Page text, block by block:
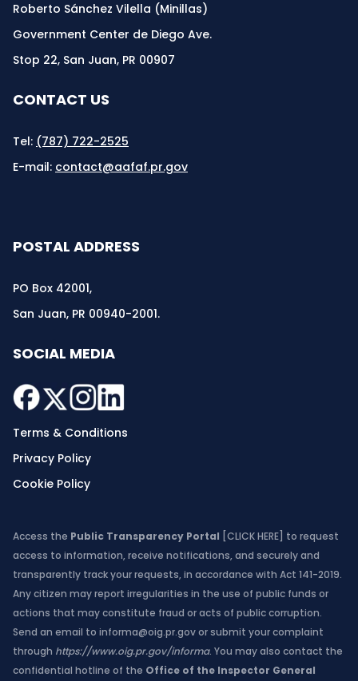
Roberto Sánchez Vilella (Minillas)
Government Center de Diego Ave.
Stop 22, San Juan, PR 00907
CONTACT US
Tel: (787) 722-2525
E-mail: contact@aafaf.pr.gov
POSTAL ADDRESS
PO Box 42001,
San Juan, PR 00940-2001.
SOCIAL MEDIA
Terms & Conditions
Privacy Policy
Cookie Policy
Access the Public Transparency Portal [CLICK HERE] to request
access to information, receive notifications, and securely and
transparently track your requests, in accordance with Act 141-2019.
Any citizen may report irregularities in the use of public funds or
actions that may constitute fraud or acts of public corruption.
Send an email to informa@oig.pr.govor submit your complaint
through https://www.oig.pr.gov/informa. You may also contact the
confidential hotline of the Office of the Inspector General